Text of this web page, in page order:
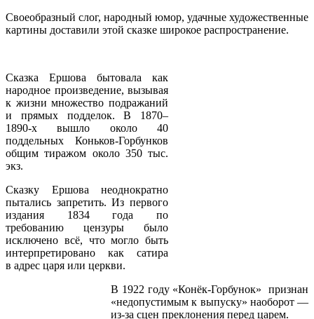
Своеобразный слог, народный юмор, удачные художественные
картины доставили этой сказке широкое распространение.
Сказка Ершова бытовала как
народное произведение, вызывая
к жизни множество подражаний
и прямых подделок. В 1870–
1890-х вышло около 40
поддельных Коньков-Горбунков
общим тиражом около 350 тыс.
экз.
Сказку Ершова неоднократно
пытались запретить. Из первого
издания 1834 года по
требованию цензуры было
исключено всё, что могло быть
интерпретировано как сатира
в адрес царя или церкви.
В 1922 году «Конёк-Горбунок» признан
«недопустимым к выпуску» наоборот —
из-за сцен преклонения перед царем.